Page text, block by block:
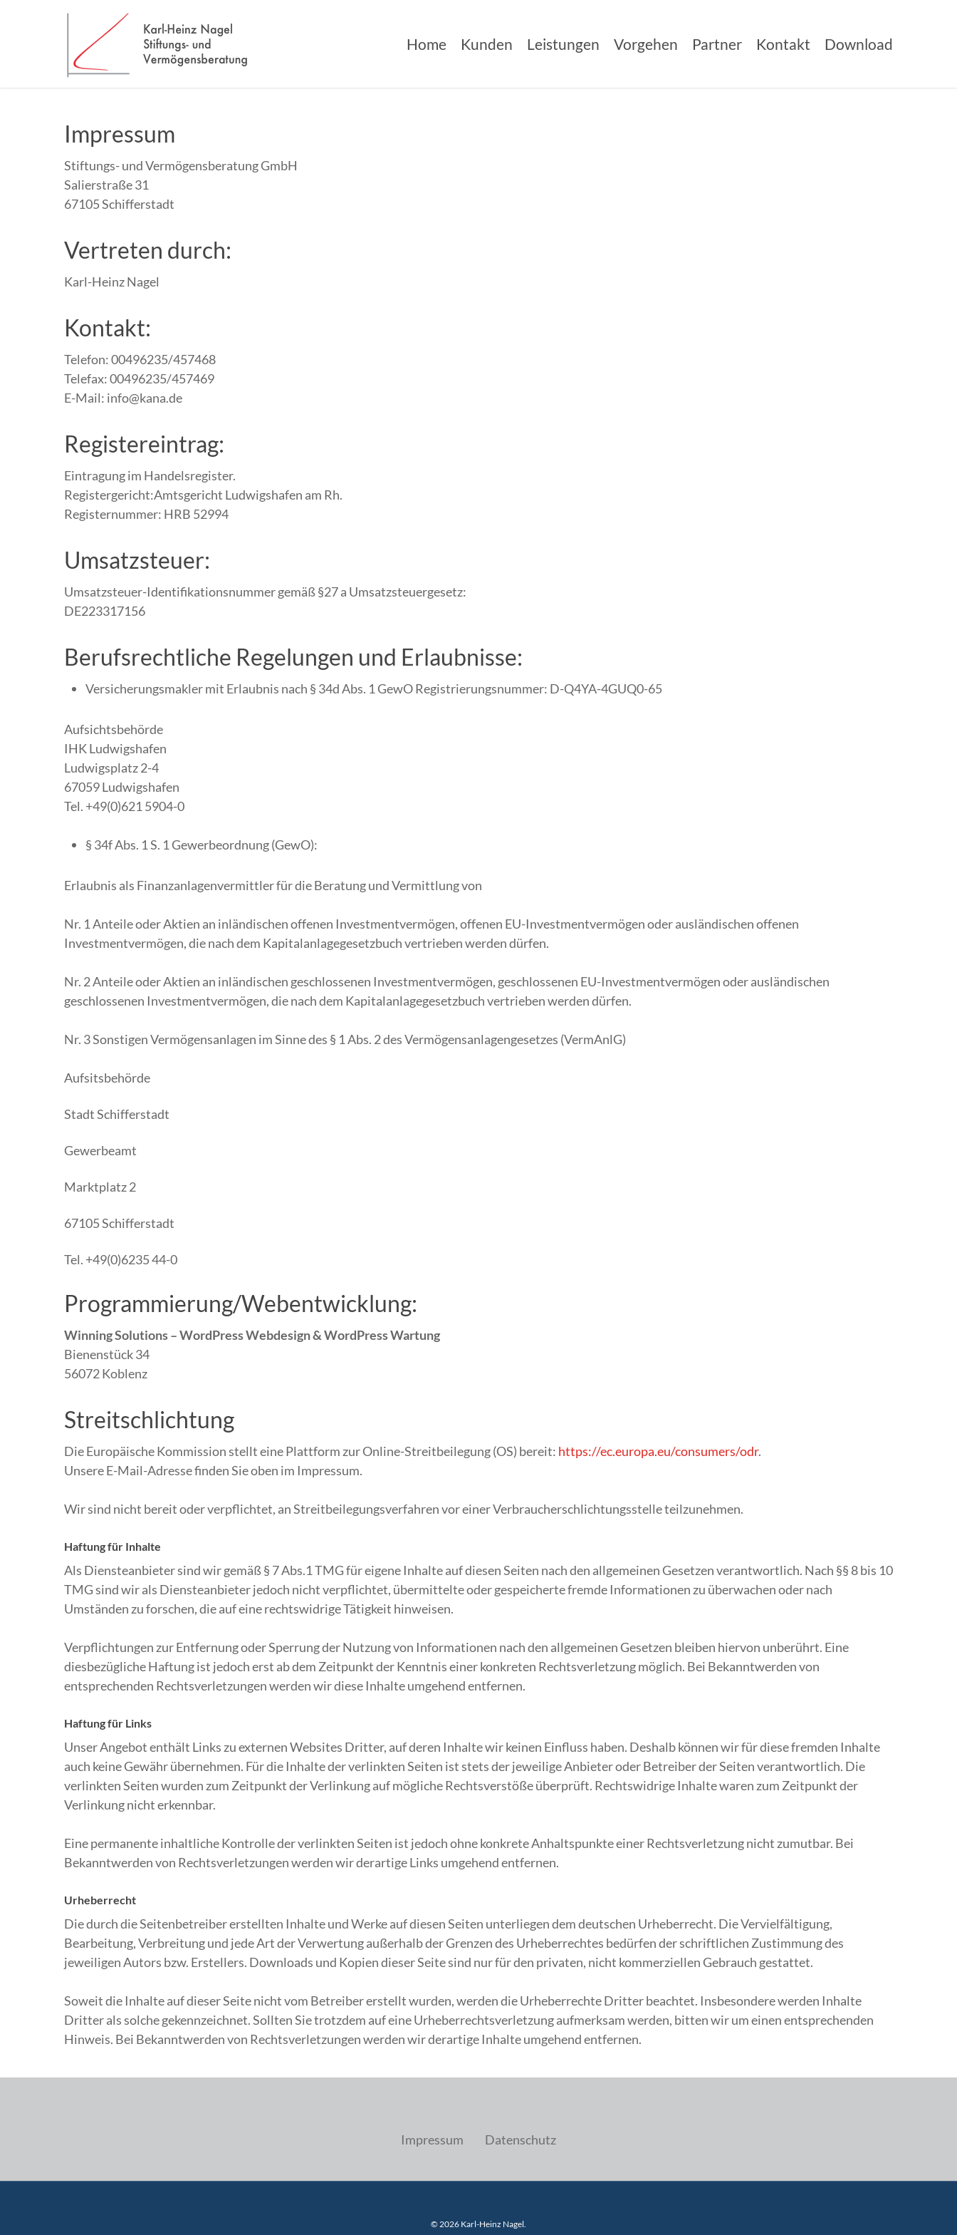
Home Kunden Leistungen Vorgehen Partner Kontakt Download
Impressum
Stiftungs- und Vermögensberatung GmbH
Salierstraße 31
67105 Schifferstadt
Vertreten durch:
Karl-Heinz Nagel
Kontakt:
Telefon: 00496235/457468
Telefax: 00496235/457469
E-Mail: info@kana.de
Registereintrag:
Eintragung im Handelsregister.
Registergericht:Amtsgericht Ludwigshafen am Rh.
Registernummer: HRB 52994
Umsatzsteuer:
Umsatzsteuer-Identifikationsnummer gemäß §27 a Umsatzsteuergesetz:
DE223317156
Berufsrechtliche Regelungen und Erlaubnisse:
Versicherungsmakler mit Erlaubnis nach § 34d Abs. 1 GewO Registrierungsnummer: D-Q4YA-4GUQ0-65
Aufsichtsbehörde
IHK Ludwigshafen
Ludwigsplatz 2-4
67059 Ludwigshafen
Tel. +49(0)621 5904-0
§ 34f Abs. 1 S. 1 Gewerbeordnung (GewO):
Erlaubnis als Finanzanlagenvermittler für die Beratung und Vermittlung von
Nr. 1 Anteile oder Aktien an inländischen offenen Investmentvermögen, offenen EU-Investmentvermögen oder ausländischen offenen
Investmentvermögen, die nach dem Kapitalanlagegesetzbuch vertrieben werden dürfen.
Nr. 2 Anteile oder Aktien an inländischen geschlossenen Investmentvermögen, geschlossenen EU-Investmentvermögen oder ausländischen
geschlossenen Investmentvermögen, die nach dem Kapitalanlagegesetzbuch vertrieben werden dürfen.
Nr. 3 Sonstigen Vermögensanlagen im Sinne des § 1 Abs. 2 des Vermögensanlagengesetzes (VermAnlG)
Aufsitsbehörde
Stadt Schifferstadt
Gewerbeamt
Marktplatz 2
67105 Schifferstadt
Tel. +49(0)6235 44-0
Programmierung/Webentwicklung:
Winning Solutions – WordPress Webdesign & WordPress Wartung
Bienenstück 34
56072 Koblenz
Streitschlichtung
Die Europäische Kommission stellt eine Plattform zur Online-Streitbeilegung (OS) bereit: https://ec.europa.eu/consumers/odr.
Unsere E-Mail-Adresse finden Sie oben im Impressum.
Wir sind nicht bereit oder verpflichtet, an Streitbeilegungsverfahren vor einer Verbraucherschlichtungsstelle teilzunehmen.
Haftung für Inhalte
Als Diensteanbieter sind wir gemäß § 7 Abs.1 TMG für eigene Inhalte auf diesen Seiten nach den allgemeinen Gesetzen verantwortlich. Nach §§ 8 bis 10
TMG sind wir als Diensteanbieter jedoch nicht verpflichtet, übermittelte oder gespeicherte fremde Informationen zu überwachen oder nach
Umständen zu forschen, die auf eine rechtswidrige Tätigkeit hinweisen.
Verpflichtungen zur Entfernung oder Sperrung der Nutzung von Informationen nach den allgemeinen Gesetzen bleiben hiervon unberührt. Eine
diesbezügliche Haftung ist jedoch erst ab dem Zeitpunkt der Kenntnis einer konkreten Rechtsverletzung möglich. Bei Bekanntwerden von
entsprechenden Rechtsverletzungen werden wir diese Inhalte umgehend entfernen.
Haftung für Links
Unser Angebot enthält Links zu externen Websites Dritter, auf deren Inhalte wir keinen Einfluss haben. Deshalb können wir für diese fremden Inhalte
auch keine Gewähr übernehmen. Für die Inhalte der verlinkten Seiten ist stets der jeweilige Anbieter oder Betreiber der Seiten verantwortlich. Die
verlinkten Seiten wurden zum Zeitpunkt der Verlinkung auf mögliche Rechtsverstöße überprüft. Rechtswidrige Inhalte waren zum Zeitpunkt der
Verlinkung nicht erkennbar.
Eine permanente inhaltliche Kontrolle der verlinkten Seiten ist jedoch ohne konkrete Anhaltspunkte einer Rechtsverletzung nicht zumutbar. Bei
Bekanntwerden von Rechtsverletzungen werden wir derartige Links umgehend entfernen.
Urheberrecht
Die durch die Seitenbetreiber erstellten Inhalte und Werke auf diesen Seiten unterliegen dem deutschen Urheberrecht. Die Vervielfältigung,
Bearbeitung, Verbreitung und jede Art der Verwertung außerhalb der Grenzen des Urheberrechtes bedürfen der schriftlichen Zustimmung des
jeweiligen Autors bzw. Erstellers. Downloads und Kopien dieser Seite sind nur für den privaten, nicht kommerziellen Gebrauch gestattet.
Soweit die Inhalte auf dieser Seite nicht vom Betreiber erstellt wurden, werden die Urheberrechte Dritter beachtet. Insbesondere werden Inhalte
Dritter als solche gekennzeichnet. Sollten Sie trotzdem auf eine Urheberrechtsverletzung aufmerksam werden, bitten wir um einen entsprechenden
Hinweis. Bei Bekanntwerden von Rechtsverletzungen werden wir derartige Inhalte umgehend entfernen.
Impressum Datenschutz
© 2026 Karl-Heinz Nagel.